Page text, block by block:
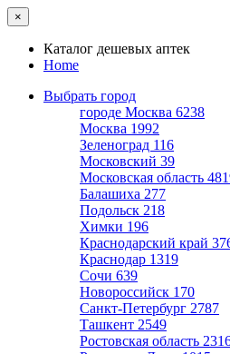
×
Каталог дешевых аптек
Home
Выбрать город
городе Москва 6238
Москва 1992
Зеленоград 116
Московский 39
Московская область
Балашиха 277
Подольск 218
Химки 196
Краснодарский край
Краснодар 1319
Сочи 639
Новороссийск 170
Санкт-Петербург 2787
Ташкент 2549
Ростовская область